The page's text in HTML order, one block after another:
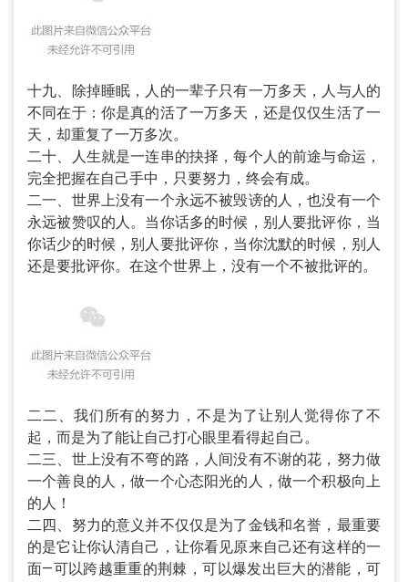
十九、除掉睡眠，人的一辈子只有一万多天，人与人的
不同在于：你是真的活了一万多天，还是仅仅生活了一
天，却重复了一万多次。
二十、人生就是一连串的抉择，每个人的前途与命运，
完全把握在自己手中，只要努力，终会有成。
二一、世界上没有一个永远不被毁谤的人，也没有一个
永远被赞叹的人。当你话多的时候，别人要批评你，当
你话少的时候，别人要批评你，当你沈默的时候，别人
还是要批评你。在这个世界上，没有一个不被批评的。
二二、我们所有的努力，不是为了让别人觉得你了不
起，而是为了能让自己打心眼里看得起自己。
二三、世上没有不弯的路，人间没有不谢的花，努力做
一个善良的人，做一个心态阳光的人，做一个积极向上
的人！
二四、努力的意义并不仅仅是为了金钱和名誉，最重要
的是它让你认清自己，让你看见原来自己还有这样的一
面—可以跨越重重的荆棘，可以爆发出巨大的潜能，可